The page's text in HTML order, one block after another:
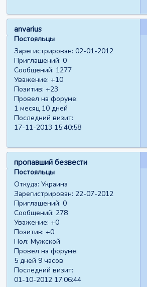
anvarius
Постояльцы
Зарегистрирован: 02-01-2012
Приглашений: 0
Сообщений: 1277
Уважение: +10
Позитив: +23
Провел на форуме:
1 месяц 10 дней
Последний визит:
17-11-2013 15:40:58
пропавший безвести
Постояльцы
Откуда: Украина
Зарегистрирован: 22-07-2012
Приглашений: 0
Сообщений: 278
Уважение: +0
Позитив: +0
Пол: Мужской
Провел на форуме:
5 дней 9 часов
Последний визит:
01-10-2012 17:06:44